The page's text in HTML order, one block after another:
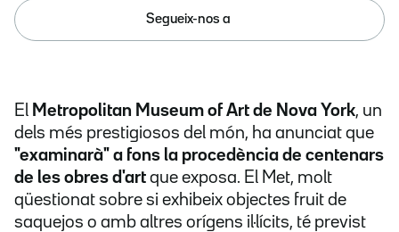
Segueix-nos a
El Metropolitan Museum of Art de Nova York, un
dels més prestigiosos del món, ha anunciat que
"examinarà" a fons la procedència de centenars
de les obres d'art que exposa. El Met, molt
qüestionat sobre si exhibeix objectes fruit de
saquejos o amb altres orígens il·lícits, té previst